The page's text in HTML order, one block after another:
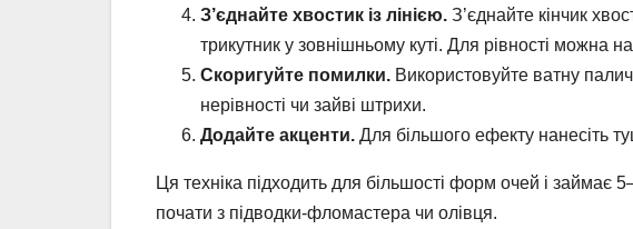
З’єднайте хвостик із лінією. З’єднайте кінчик
трикутник у зовнішньому куті. Для рівності можна
Скоригуйте помилки. Використовуйте ватну
нерівності чи зайві штрихи.
Додайте акценти. Для більшого ефекту нанесіть
Ця техніка підходить для більшості форм очей і займає
почати з підводки-фломастера чи олівця.